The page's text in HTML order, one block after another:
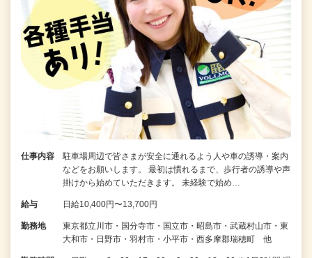
仕事内容
駐車場周辺で皆さまが安全に通れるよう人や車の誘導・案内
などをお願いします。 最初は慣れるまで、歩行者の誘導や声
掛けから始めていただきます。 未経験で始め…
給与 日給10,400円〜13,700円
勤務地
東京都立川市・国分寺市・国立市・昭島市・武蔵村山市・東
大和市・日野市・羽村市・小平市・西多摩郡瑞穂町 他